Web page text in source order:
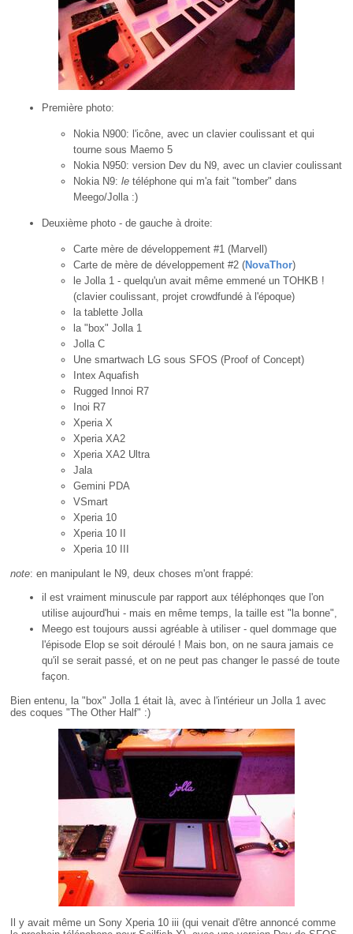
Première photo:
Nokia N900: l'icône, avec un clavier coulissant et qui
tourne sous Maemo 5
Nokia N950: version Dev du N9, avec un clavier coulissant
Nokia N9: le téléphone qui m'a fait "tomber" dans
Meego/Jolla :)
Deuxième photo - de gauche à droite:
Carte mère de développement #1 (Marvell)
Carte de mère de développement #2 (NovaThor)
le Jolla 1 - quelqu'un avait même emmené un TOHKB !
(clavier coulissant, projet crowdfundé à l'époque)
la tablette Jolla
la "box" Jolla 1
Jolla C
Une smartwach LG sous SFOS (Proof of Concept)
Intex Aquafish
Rugged Innoi R7
Inoi R7
Xperia X
Xperia XA2
Xperia XA2 Ultra
Jala
Gemini PDA
VSmart
Xperia 10
Xperia 10 II
Xperia 10 III
note: en manipulant le N9, deux choses m'ont frappé:
il est vraiment minuscule par rapport aux téléphonqes que l'on
utilise aujourd'hui - mais en même temps, la taille est "la bonne",
Meego est toujours aussi agréable à utiliser - quel dommage que
l'épisode Elop se soit déroulé ! Mais bon, on ne saura jamais ce
qu'il se serait passé, et on ne peut pas changer le passé de toute
façon.
Bien entenu, la "box" Jolla 1 était là, avec à l'intérieur un Jolla 1 avec
des coques "The Other Half" :)
Il y avait même un Sony Xperia 10 iii (qui venait d'être annoncé comme